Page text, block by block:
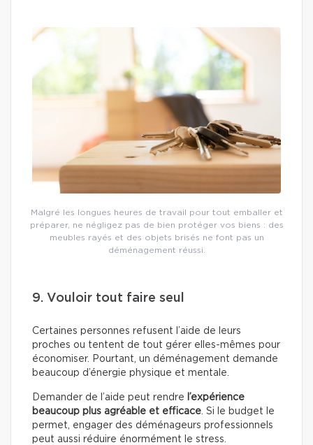
Malgré les longues heures de travail pour tout emballer et
préparer, ne négligez pas de bien protéger vos biens : des
meubles rayés et des objets brisés ne font pas un
déménagement réussi.
9. Vouloir tout faire seul
Certaines personnes refusent l’aide de leurs
proches ou tentent de tout gérer elles-mêmes pour
économiser. Pourtant, un déménagement demande
beaucoup d’énergie physique et mentale.
Demander de l’aide peut rendre l’expérience
beaucoup plus agréable et efficace. Si le budget le
permet, engager des déménageurs professionnels
peut aussi réduire énormément le stress.